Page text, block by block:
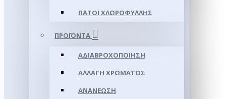
ΠΆΤΟΙ ΧΛΩΡΟΦΎΛΛΗΣ
ΠΡΟΪΌΝΤΑ
ΑΔΙΑΒΡΟΧΟΠΟΊΗΣΗ
ΑΛΛΑΓΉ ΧΡΏΜΑΤΟΣ
ΑΝΑΝΈΩΣΗ